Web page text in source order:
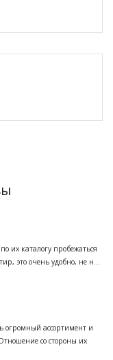
их каталогу пробежаться
это очень удобно, не н...
огромный ассортимент и
со стороны их